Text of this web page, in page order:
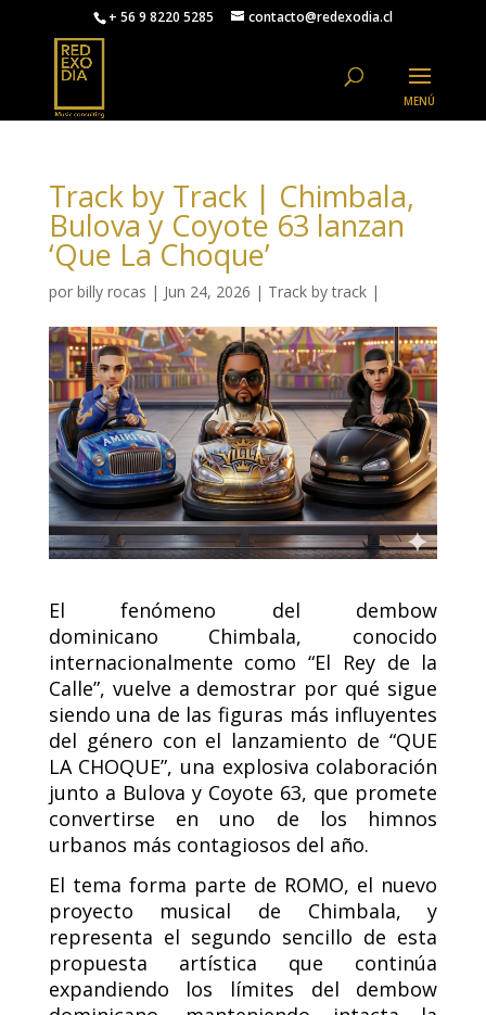
+ 56 9 8220 5285 contacto@redexodia.cl
Track by Track | Chimbala,
Bulova y Coyote 63 lanzan
‘Que La Choque’
por billy rocas | Jun 24, 2026 | Track by track|
El fenómeno del dembow
dominicano Chimbala, conocido
internacionalmente como “El Rey de la
Calle”, vuelve a demostrar por qué sigue
siendo una de las figuras más influyentes
del género con el lanzamiento de “QUE
LA CHOQUE”, una explosiva colaboración
junto a Bulova y Coyote 63, que promete
convertirse en uno de los himnos
urbanos más contagiosos del año.
El tema forma parte de ROMO, el nuevo
proyecto musical de Chimbala, y
representa el segundo sencillo de esta
propuesta artística que continúa
expandiendo los límites del dembow